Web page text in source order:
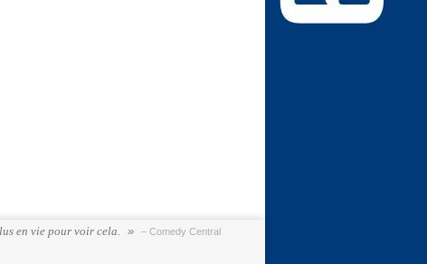
en vie pour voir cela. – Comedy Central